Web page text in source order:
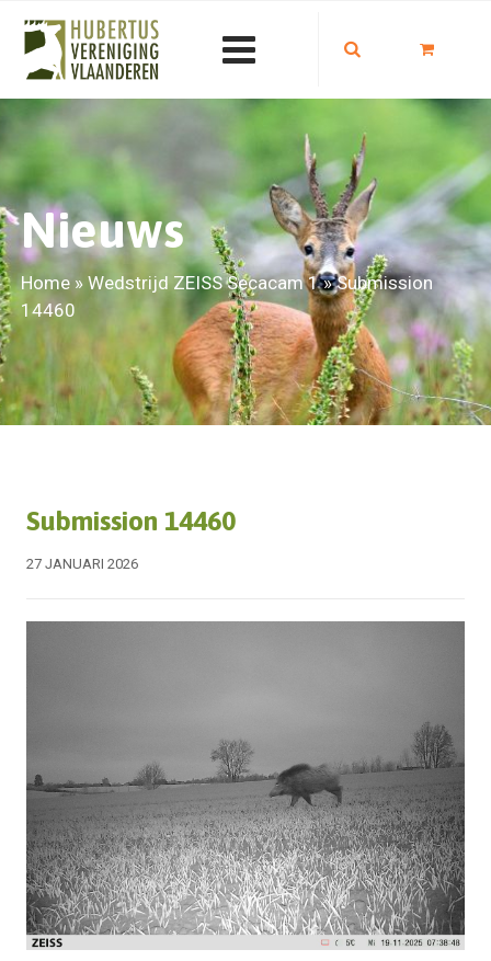
Nieuws
Home»Wedstrijd ZEISS Secacam 1»Submission
14460
Submission 14460
27 JANUARI 2026